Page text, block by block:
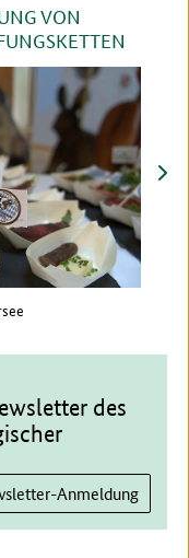
VON
vor
des
Anmeldung